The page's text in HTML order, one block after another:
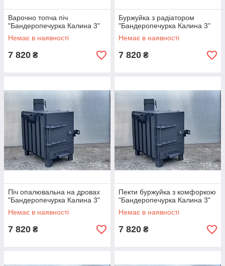
Варочно топча піч
"Бандеропечурка Калина 3"
Немає в наявності
7 820 ₴
Буржуйка з радіатором
"Бандеропечурка Калина 3"
Немає в наявності
7 820 ₴
Піч опалювальна на дровах
"Бандеропечурка Калина 3"
Немає в наявності
7 820 ₴
Пекти буржуйка з комфоркою
"Бандеропечурка Калина 3"
Немає в наявності
7 820 ₴